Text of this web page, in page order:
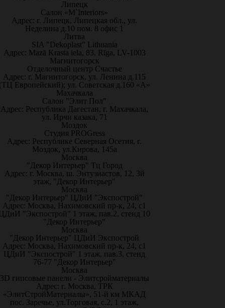
Липецк
Салон «M`Interiors»
Адрес: г. Липецк, Липецкая обл., ул.
Неделина д.10 пом. 8 офис 1
Литва
SIA "Dekoplast" Lithuania
Адрес: Mazā Krasta iela, 83, Rīga, LV-1003
Магнитогорск
Отделочный центр Счастье
Адрес: г. Магнитогорск, ул. Ленина д.115
Европейский); ул. Советская д.160 «А»
Махачкала
Салон "Элит Пол"
Адрес: Республика Дагестан, г. Махачкала,
ул. Ирчи казака, 71
Моздок
Студия PROGress
Адрес: Республике Северная Осетия, г.
Моздок, ул.Кирова, 145а
Москва
"Декор Интерьер" Тц Город
Адрес: г. Москва, ш. Энтузиастов, 12, 3й
этаж, "Декор Интерьер"
Москва
"Декор Интерьер" ЦДиИ "Экспострой"
Адрес: Москва, Нахимовский пр-к, 24, с1
"Экспострой" 1 этаж, пав.2, стенд 10
"Декор Интерьер"
Москва
"Декор Интерьер" ЦДиИ Экспострой
Адрес: Москва, Нахимовский пр-к, 24, с1
ЦДиИ "Экспострой" 1 этаж, пав.3, стенд
76-77 "Декор Интерьер"
Москва
3D гипсовые панели - Элитсройматериалы
Адрес: г. Москва, ТРК
«ЭлитСтройМатериалы», 51-й км МКАД
пос. Заречье, ул.Торговая, с.2, 1 этаж,